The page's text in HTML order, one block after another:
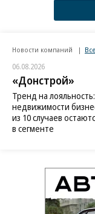
Новости компаний Все
06.08.2026
«Донстрой»
Тренд на
недвижимости
из 10 случаев
в сегменте